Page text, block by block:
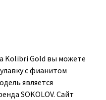
Kolibri Gold вы можете
с фианитом
является
SOKOLOV. Сайт